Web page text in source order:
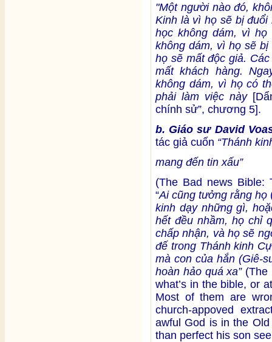
"Một người nào đó,
Kinh là vì họ sẽ bị
học không dám, vì
không dám, vì họ sẽ
họ sẽ mất độc giả.
mất khách hàng.
không dám, vì họ có
phải làm việc này
chính sử”, chương 5].
b. Giáo sư David
tác giả cuốn “Thánh
mang đến tin xấu”
(The Bad news Bible:
“Ai cũng tưởng rằng họ
kinh dạy những gì,
hết đều nhầm, họ chỉ
chấp nhận, và họ sẽ
đế trong Thánh kinh
mà con của hắn (Giê-
hoàn hảo quá xa”(The
what’s in the bible, or
Most of them are
church-appoved
awful God is in the
than perfect his son